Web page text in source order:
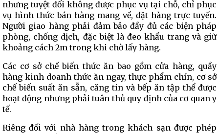
nhưng tuyệt đối không được phục vụ tại chỗ, chỉ phục
vụ hình thức bán hàng mang về, đặt hàng trực tuyến.
Người giao hàng phải đảm bảo đầy đủ các biện pháp
phòng, chống dịch, đặc biệt là đeo khẩu trang và giữ
khoảng cách 2m trong khi chờ lấy hàng.
Các cơ sở chế biến thức ăn bao gồm cửa hàng, quầy
hàng kinh doanh thức ăn ngay, thực phẩm chín, cơ sở
chế biến suất ăn sẵn, căng tin và bếp ăn tập thể được
hoạt động nhưng phải tuân thủ quy định của cơ quan y
tế.
Riêng đối với nhà hàng trong khách sạn được phép